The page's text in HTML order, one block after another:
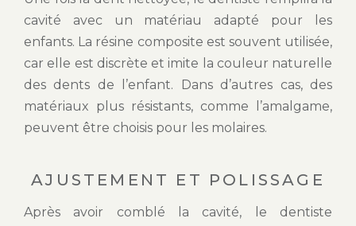
cavité avec un matériau adapté pour les
enfants. La résine composite est souvent utilisée,
car elle est discrète et imite la couleur naturelle
des dents de l’enfant. Dans d’autres cas, des
matériaux plus résistants, comme l’amalgame,
peuvent être choisis pour les molaires.
AJUSTEMENT ET POLISSAGE
Après avoir comblé la cavité, le dentiste